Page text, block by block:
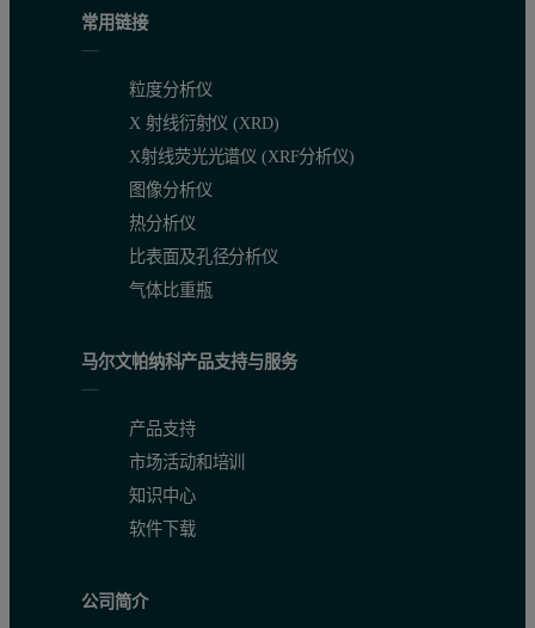
常用链接
粒度分析仪
X 射线衍射仪 (XRD)
X射线荧光光谱仪 (XRF分析仪)
图像分析仪
热分析仪
比表面及孔径分析仪
气体比重瓶
马尔文帕纳科产品支持与服务
产品支持
市场活动和培训
知识中心
软件下载
公司简介